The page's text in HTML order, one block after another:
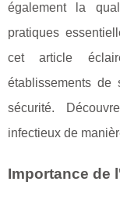
également la
pratiques
cet article
établissements de
sécurité.
infectieux de
Importance de